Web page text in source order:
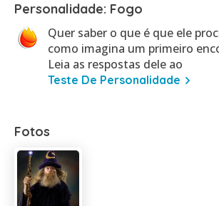
Personalidade: Fogo
Quer saber o que é que ele
como imagina um primeiro
Leia as respostas dele ao
Teste De Personalidade
Fotos